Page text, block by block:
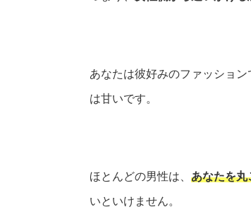
あなたは彼好みのファッショ
は甘いです。
ほとんどの男性は、 あなたを丸
いといけません。